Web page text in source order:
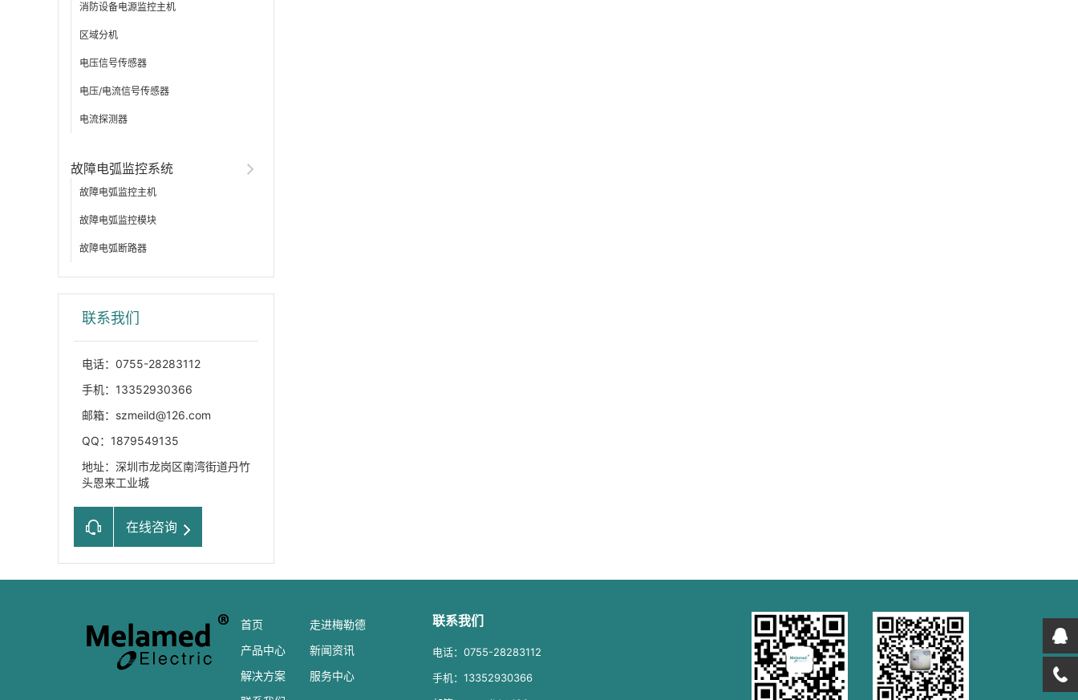
消防设备电源监控主机
区域分机
电压信号传感器
电压/电流信号传感器
电流探测器
故障电弧监控系统
故障电弧监控主机
故障电弧监控模块
故障电弧断路器
联系我们
电话：0755-28283112
手机：13352930366
邮箱：szmeild@126.com
QQ：1879549135
地址：深圳市龙岗区南湾街道丹竹
头恩来工业城
在线咨询
首页
走进梅勒德
产品中心
新闻资讯
解决方案
服务中心
联系我们
电话：0755-28283112
手机：13352930366